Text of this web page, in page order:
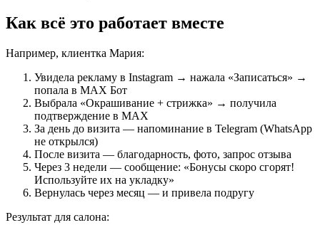
Как всё это работает вместе
Например, клиентка Мария:
Увидела рекламу в Instagram → нажала «Записаться» →
попала в MAX Бот
Выбрала «Окрашивание + стрижка» → получила
подтверждение в MAX
За день до визита — напоминание в Telegram (WhatsApp
не открылся)
После визита — благодарность, фото, запрос отзыва
Через 3 недели — сообщение: «Бонусы скоро сгорят!
Используйте их на укладку»
Вернулась через месяц — и привела подругу
Результат для салона: